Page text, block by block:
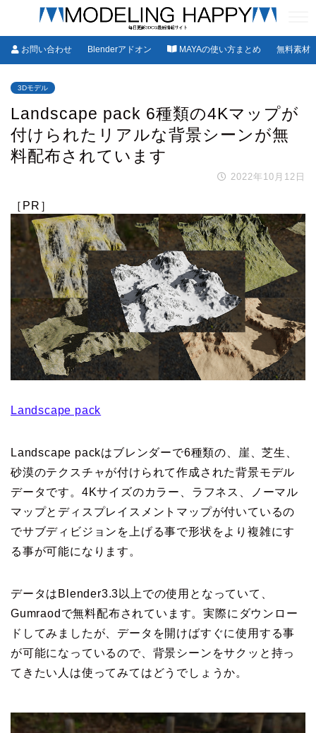
お問い合わせ Blenderアドオン MAYAの使い方まとめ 無料素材
3Dモデル
Landscape pack 6種類の4Kマップが
付けられたリアルな背景シーンが無
料配布されています
2022年10月12日
［PR］
Landscape pack
Landscape packはブレンダーで6種類の、崖、芝生、
砂漠のテクスチャが付けられて作成された背景モデル
データです。4Kサイズのカラー、ラフネス、ノーマル
マップとディスプレイスメントマップが付いているの
でサブディビジョンを上げる事で形状をより複雑にす
る事が可能になります。
データはBlender3.3以上での使用となっていて、
Gumraodで無料配布されています。実際にダウンロー
ドしてみましたが、データを開けばすぐに使用する事
が可能になっているので、背景シーンをサクッと持っ
てきたい人は使ってみてはどうでしょうか。